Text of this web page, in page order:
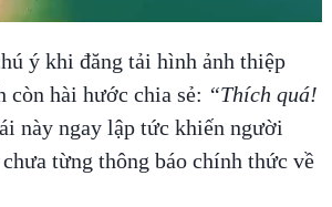
ý khi đăng tải hình ảnh thiệp
còn hài hước chia sẻ: “Thích quá!
này ngay lập tức khiến người
từng thông báo chính thức về